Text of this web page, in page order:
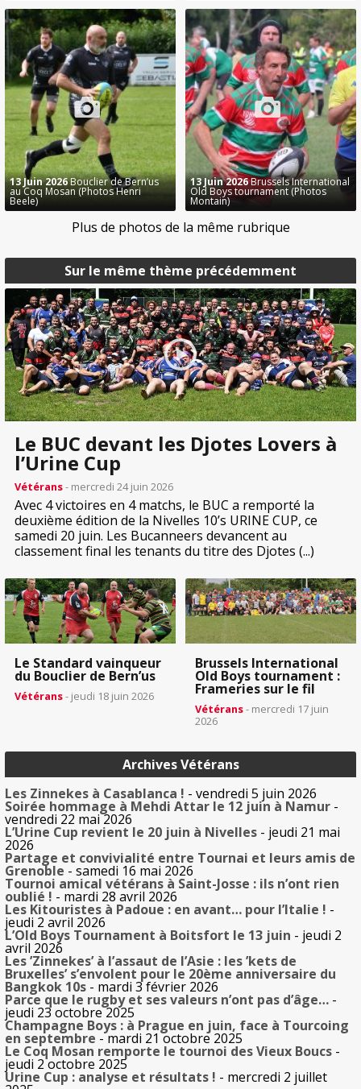
Sur le même thème précédemment
Le BUC devant les Djotes Lovers à
l’Urine Cup
Vétérans- mercredi 24 juin 2026
Avec 4 victoires en 4 matchs, le BUC a remporté la
deuxième édition de la Nivelles 10’s URINE CUP, ce
samedi 20 juin. Les Bucanneers devancent au
classement final les tenants du titre des Djotes (...)
Le Standard vainqueur
du Bouclier de Bern’us
Vétérans- jeudi 18 juin 2026
Brussels International
Old Boys tournament :
Frameries sur le fil
Vétérans- mercredi 17 juin
2026
Archives Vétérans
Les Zinnekes à Casablanca ! - vendredi 5 juin 2026
Soirée hommage à Mehdi Attar le 12 juin à Namur -
vendredi 22 mai 2026
L’Urine Cup revient le 20 juin à Nivelles - jeudi 21 mai
2026
Partage et convivialité entre Tournai et leurs amis de
Grenoble - samedi 16 mai 2026
Tournoi amical vétérans à Saint-Josse : ils n’ont rien
oublié ! - mardi 28 avril 2026
Les Kitouristes à Padoue : en avant… pour l’Italie ! -
jeudi 2 avril 2026
L’Old Boys Tournament à Boitsfort le 13 juin - jeudi 2
avril 2026
Les ’Zinnekes’ à l’assaut de l’Asie : les ’kets de
Bruxelles’ s’envolent pour le 20ème anniversaire du
Bangkok 10s - mardi 3 février 2026
Parce que le rugby et ses valeurs n’ont pas d’âge… -
jeudi 23 octobre 2025
Champagne Boys : à Prague en juin, face à Tourcoing
en septembre - mardi 21 octobre 2025
Le Coq Mosan remporte le tournoi des Vieux Boucs -
jeudi 2 octobre 2025
Urine Cup : analyse et résultats ! - mercredi 2 juillet
13 Juin 2026Bouclier de Bern’us
au Coq Mosan (Photos Henri
Beele)
13 Juin 2026Brussels International
Old Boys tournament (Photos
Montain)
Plus de photos de la même rubrique